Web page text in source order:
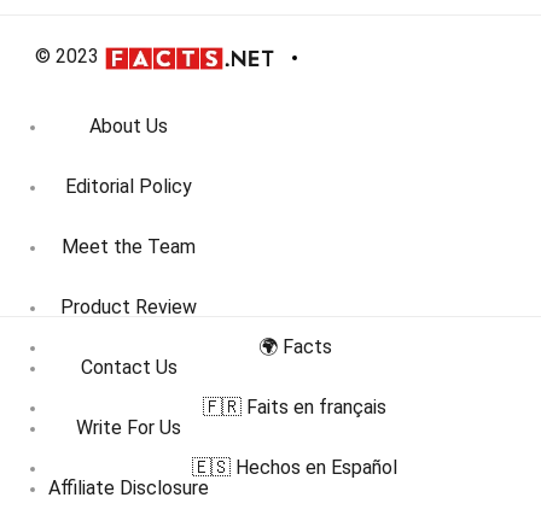
© 2023
About Us
Editorial Policy
Meet the Team
Product Review
Contact Us
Write For Us
Affiliate Disclosure
🌍 Facts
🇫🇷 Faits en français
🇪🇸 Hechos en Español